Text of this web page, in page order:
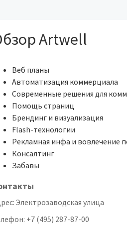
Artwell
Веб планы
Автоматизация коммерциала
Современные решения для
Помощь страниц
Брендинг и визуализация
Flash-технологии
Рекламная инфа и вовлечение
Консалтинг
Забавы
Электрозаводская улица
+7 (495) 287-87-00